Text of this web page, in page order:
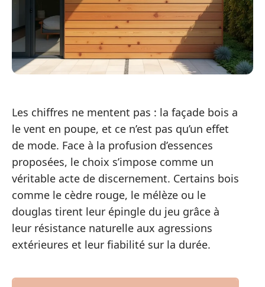
Les chiffres ne mentent pas : la façade bois a
le vent en poupe, et ce n’est pas qu’un effet
de mode. Face à la profusion d’essences
proposées, le choix s’impose comme un
véritable acte de discernement. Certains bois
comme le cèdre rouge, le mélèze ou le
douglas tirent leur épingle du jeu grâce à
leur résistance naturelle aux agressions
extérieures et leur fiabilité sur la durée.